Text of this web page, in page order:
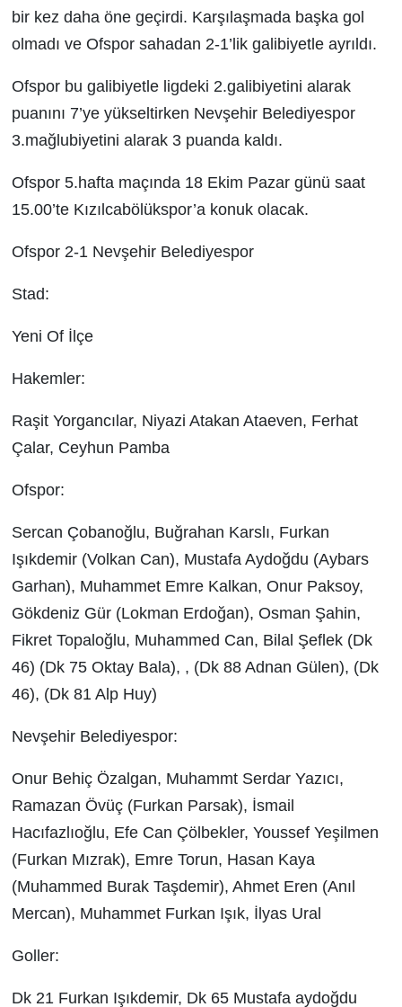
bir kez daha öne geçirdi. Karşılaşmada başka gol
olmadı ve Ofspor sahadan 2-1’lik galibiyetle ayrıldı.
Ofspor bu galibiyetle ligdeki 2.galibiyetini alarak
puanını 7’ye yükseltirken Nevşehir Belediyespor
3.mağlubiyetini alarak 3 puanda kaldı.
Ofspor 5.hafta maçında 18 Ekim Pazar günü saat
15.00’te Kızılcabölükspor’a konuk olacak.
Ofspor 2-1 Nevşehir Belediyespor
Stad:
Yeni Of İlçe
Hakemler:
Raşit Yorgancılar, Niyazi Atakan Ataeven, Ferhat
Çalar, Ceyhun Pamba
Ofspor:
Sercan Çobanoğlu, Buğrahan Karslı, Furkan
Işıkdemir (Volkan Can), Mustafa Aydoğdu (Aybars
Garhan), Muhammet Emre Kalkan, Onur Paksoy,
Gökdeniz Gür (Lokman Erdoğan), Osman Şahin,
Fikret Topaloğlu, Muhammed Can, Bilal Şeflek (Dk
46) (Dk 75 Oktay Bala), , (Dk 88 Adnan Gülen), (Dk
46), (Dk 81 Alp Huy)
Nevşehir Belediyespor:
Onur Behiç Özalgan, Muhammt Serdar Yazıcı,
Ramazan Övüç (Furkan Parsak), İsmail
Hacıfazlıoğlu, Efe Can Çölbekler, Youssef Yeşilmen
(Furkan Mızrak), Emre Torun, Hasan Kaya
(Muhammed Burak Taşdemir), Ahmet Eren (Anıl
Mercan), Muhammet Furkan Işık, İlyas Ural
Goller:
Dk 21 Furkan Işıkdemir, Dk 65 Mustafa aydoğdu